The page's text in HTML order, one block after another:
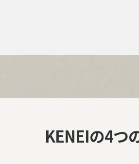
KENEIの4つ